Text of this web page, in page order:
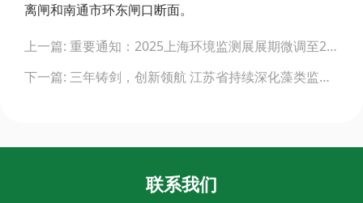
离闸和南通市环东闸口断面。
navigation
上一篇: 重要通知：2025上海环境监测展展期微调至2025年6月4-6日
下一篇: 三年铸剑，创新领航 江苏省持续深化藻类监测设备比对工作
联系我们